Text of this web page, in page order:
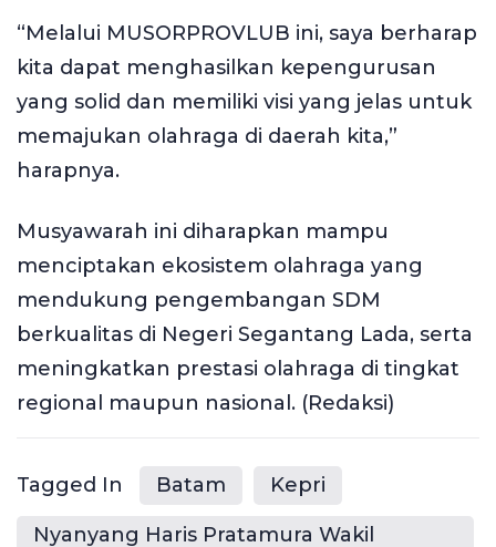
“Melalui MUSORPROVLUB ini, saya berharap
kita dapat menghasilkan kepengurusan
yang solid dan memiliki visi yang jelas untuk
memajukan olahraga di daerah kita,”
harapnya.
Musyawarah ini diharapkan mampu
menciptakan ekosistem olahraga yang
mendukung pengembangan SDM
berkualitas di Negeri Segantang Lada, serta
meningkatkan prestasi olahraga di tingkat
regional maupun nasional. (Redaksi)
Tagged In Batam Kepri
Nyanyang Haris Pratamura Wakil